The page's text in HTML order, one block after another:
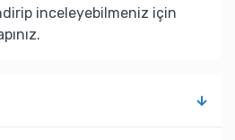
inceleyebilmeniz için